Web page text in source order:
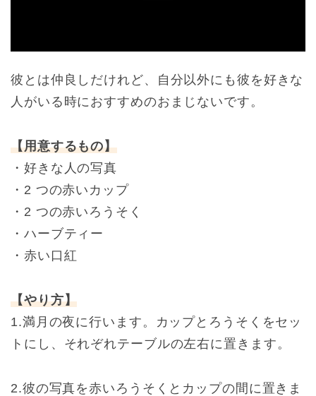
彼とは仲良しだけれど、自分以外にも彼を好きな
人がいる時におすすめのおまじないです。
【用意するもの】
・好きな人の写真
・2 つの赤いカップ
・2 つの赤いろうそく
・ハーブティー
・赤い口紅
【やり方】
1.満月の夜に行います。カップとろうそくをセッ
トにし、それぞれテーブルの左右に置きます。
2.彼の写真を赤いろうそくとカップの間に置きま